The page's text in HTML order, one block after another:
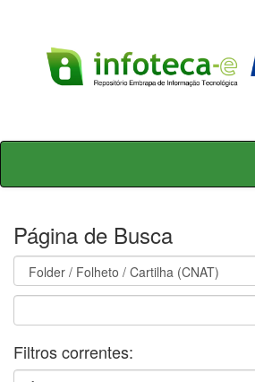
Skip
Página de Busca
Filtros correntes: